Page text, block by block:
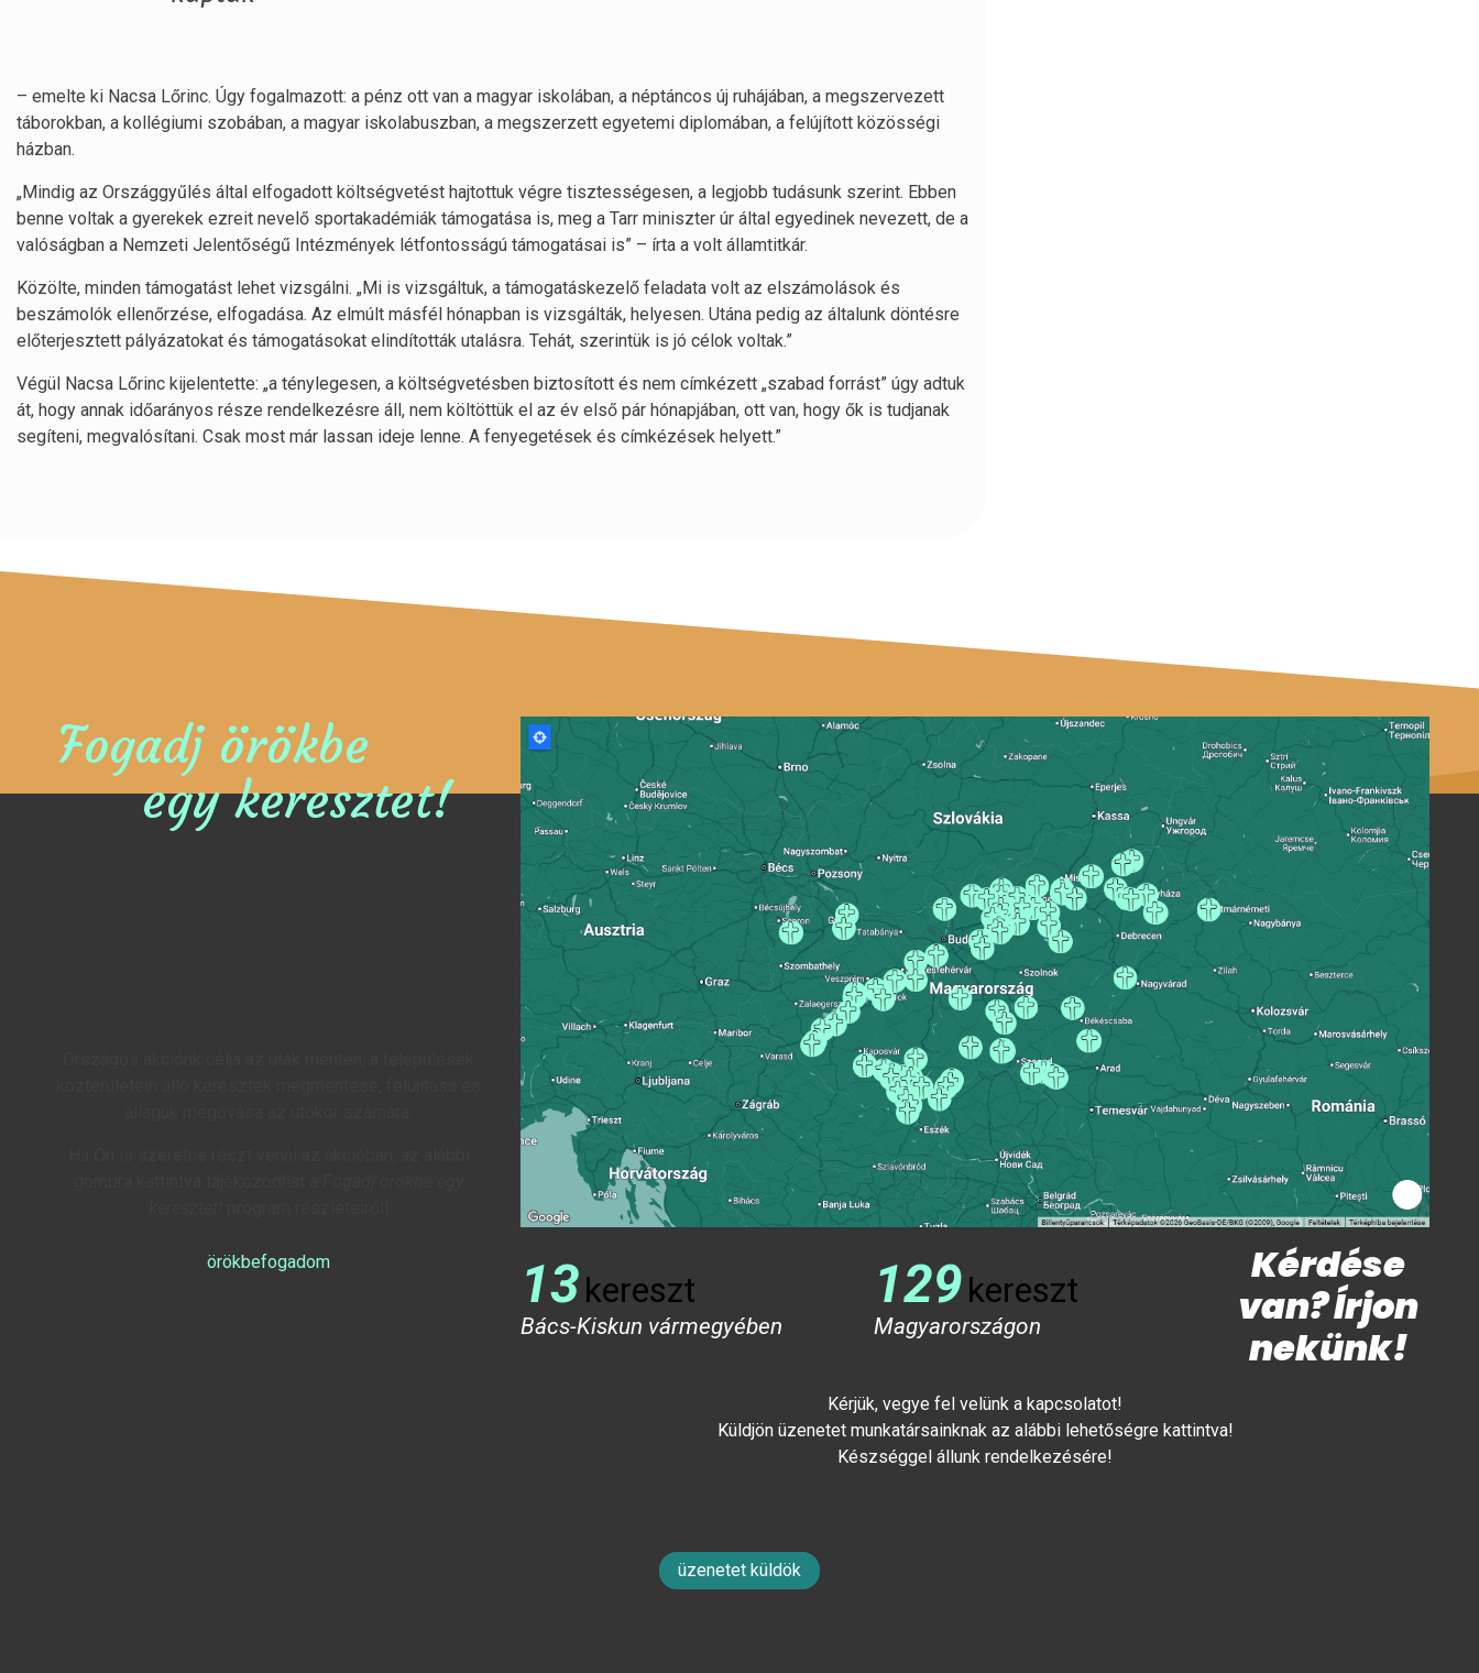
– emelte ki Nacsa Lőrinc. Úgy fogalmazott: a pénz ott van a magyar iskolában, a néptáncos új ruhájában, a megszervezett
táborokban, a kollégiumi szobában, a magyar iskolabuszban, a megszerzett egyetemi diplomában, a felújított közösségi
házban.
„Mindig az Országgyűlés által elfogadott költségvetést hajtottuk végre tisztességesen, a legjobb tudásunk szerint. Ebben
benne voltak a gyerekek ezreit nevelő sportakadémiák támogatása is, meg a Tarr miniszter úr által egyedinek nevezett, de a
valóságban a Nemzeti Jelentőségű Intézmények létfontosságú támogatásai is” – írta a volt államtitkár.
Közölte, minden támogatást lehet vizsgálni. „Mi is vizsgáltuk, a támogatáskezelő feladata volt az elszámolások és
beszámolók ellenőrzése, elfogadása. Az elmúlt másfél hónapban is vizsgálták, helyesen. Utána pedig az általunk döntésre
előterjesztett pályázatokat és támogatásokat elindították utalásra. Tehát, szerintük is jó célok voltak.”
Végül Nacsa Lőrinc kijelentette: „a ténylegesen, a költségvetésben biztosított és nem címkézett „szabad forrást” úgy adtuk
át, hogy annak időarányos része rendelkezésre áll, nem költöttük el az év első pár hónapjában, ott van, hogy ők is tudjanak
segíteni, megvalósítani. Csak most már lassan ideje lenne. A fenyegetések és címkézések helyett.”
Fogadj örökbe
egy keresztet!
örökbefogadom 13kereszt
Bács-Kiskun vármegyében
129kereszt
Magyarországon
Kérdése
van? Írjon
nekünk!
Kérjük, vegye fel velünk a kapcsolatot!
Küldjön üzenetet munkatársainknak az alábbi lehetőségre kattintva!
Készséggel állunk rendelkezésére!
üzenetet küldök